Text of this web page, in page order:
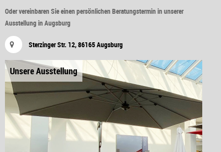
Oder vereinbaren Sie einen persönlichen Beratungstermin in unserer
Ausstellung in Augsburg
Sterzinger Str. 12, 86165 Augsburg
Unsere Ausstellung